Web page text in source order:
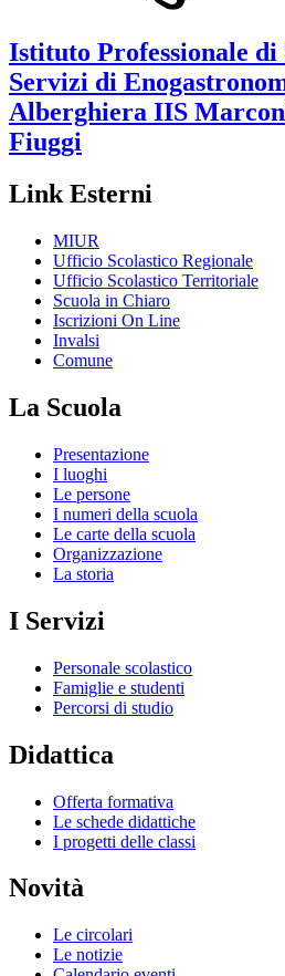
Istituto Professionale di
Servizi di
Alberghiera IIS
Fiuggi
Link Esterni
MIUR
Ufficio Scolastico Regionale
Ufficio Scolastico Territoriale
Scuola in Chiaro
Iscrizioni On Line
Invalsi
Comune
La Scuola
Presentazione
I luoghi
Le persone
I numeri della scuola
Le carte della scuola
Organizzazione
La storia
I Servizi
Personale scolastico
Famiglie e studenti
Percorsi di studio
Didattica
Offerta formativa
Le schede didattiche
I progetti delle classi
Novità
Le circolari
Le notizie